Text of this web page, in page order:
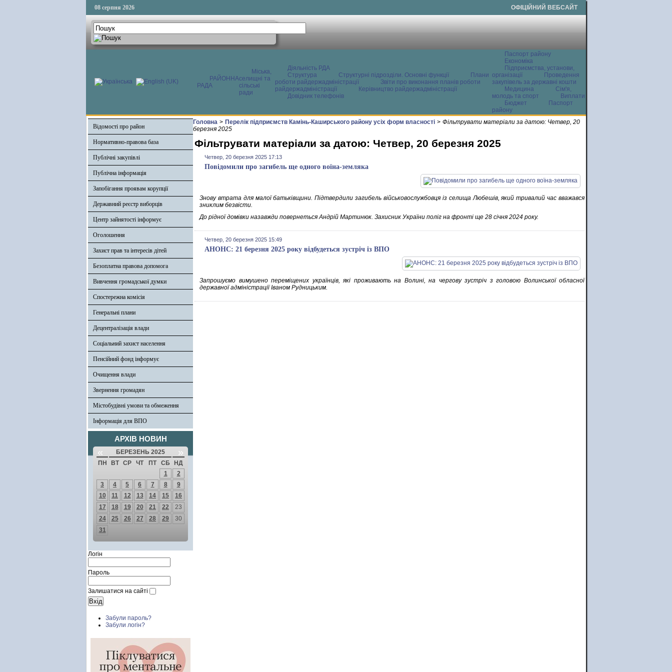
08 серпня 2026 ОФІЦІЙНИЙ ВЕБСАЙТ
РАЙОННА
РАДА
Міська,
селищні та
сільські
ради
Діяльність РДА
Структура
Структурні підрозділи. Основні функції
Плани
роботи райдержадміністрації
Звіти про виконання планів роботи
райдержадміністрації
Керівництво райдержадміністрації
Довідник телефонів
Паспорт району
Економіка
Підприємства, установи,
організації
Проведення
закупівель за державні кошти
Медицина
Сім'я,
молодь та спорт
Виплати
Бюджет
Паспорт
району
Відомості про район
Нормативно-правова база
Публічні закупівлі
Публічна інформація
Запобігання проявам корупції
Державний реєстр виборців
Центр зайнятості інформує
Оголошення
Захист прав та інтересів дітей
Безоплатна правова допомога
Вивчення громадської думки
Спостережна комісія
Генеральні плани
Децентралізація влади
Соціальний захист населення
Пенсійний фонд інформує
Очищення влади
Звернення громадян
Містобудівні умови та обмеження
Інформація для ВПО
АРХІВ НОВИН
« БЕРЕЗЕНЬ 2025 »
ПН ВТ СР ЧТ ПТ СБ
НД
1
2
3
4 5 6 7 8
9
10
11 12 13 14 15
16
17
18 19 20 21 22
23
24
25 26 27 28 29
30
31
Логін
Пароль
Залишатися на сайті
Забули пароль?
Забули логін?
Головна > Перелік підприємств Камінь-Каширського району усіх форм власності > Фільтрувати матеріали за датою: Четвер, 20
березня 2025
Фільтрувати матеріали за датою: Четвер, 20 березня 2025
Четвер, 20 березня 2025 17:13
Повідомили про загибель ще одного воїна-земляка
Знову втрата для малої батьківщини. Підтвердили загибель військовослужбовця із селища Любешів, який тривалий час вважався
зниклим безвісти.
До рідної домівки назавжди повернеться Андрій Мартинюк. Захисник України поліг на фронті ще 28 січня 2024 року.
Четвер, 20 березня 2025 15:49
АНОНС: 21 березня 2025 року відбудеться зустріч із ВПО
Запрошуємо вимушено переміщених українців, які проживають на Волині, на чергову зустріч з головою Волинської обласної
державної адміністрації Іваном Рудницьким.